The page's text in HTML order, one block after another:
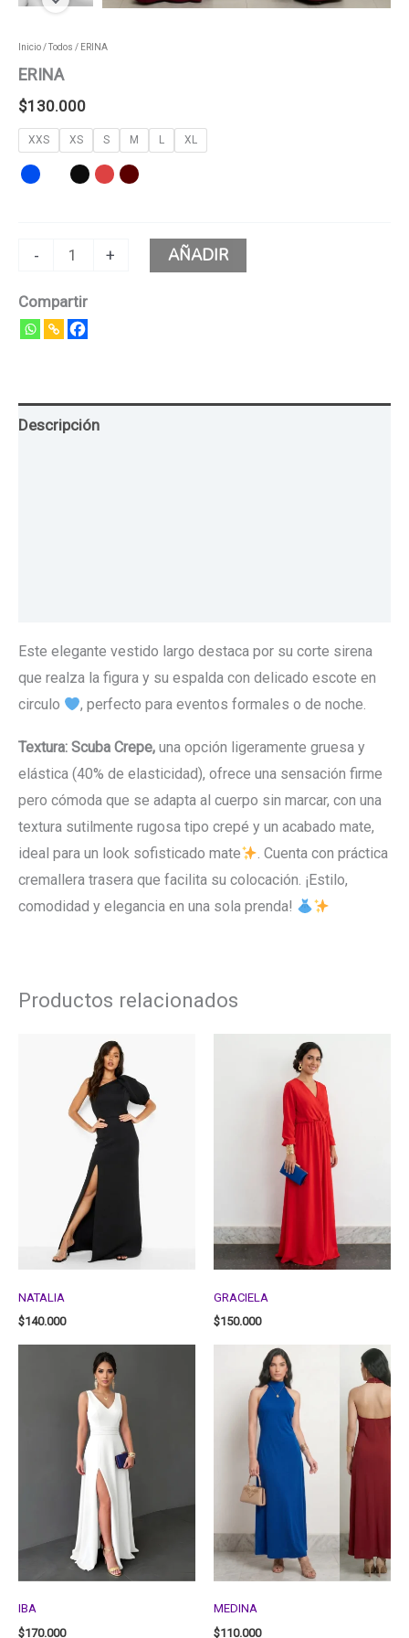
Inicio/Todos / ERINA
ERINA
$130.000
XXS XS S M L XL
- + AÑADIR
Compartir
Descripción
Este elegante vestido largo destaca por su corte sirena
que realza la figura y su espalda con delicado escote en
circulo
, perfecto para eventos formales o de noche.
Textura: Scuba Crepe, una opción ligeramente gruesa y
elástica (40% de elasticidad), ofrece una sensación firme
pero cómoda que se adapta al cuerpo sin marcar, con una
textura sutilmente rugosa tipo crepé y un acabado mate,
ideal para un look sofisticado mate
. Cuenta con práctica
cremallera trasera que facilita su colocación. ¡Estilo,
comodidad y elegancia en una sola prenda!
Productos relacionados
NATALIA
$140.000
GRACIELA
$150.000
IBA
$170.000
MEDINA
$110.000